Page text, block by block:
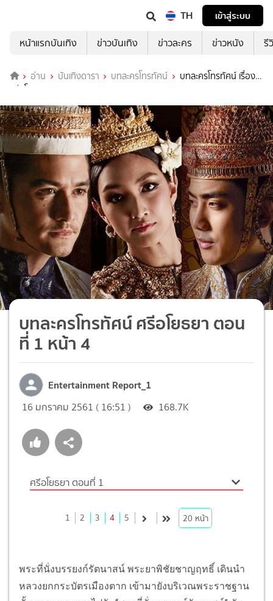
TH
เข้าสู่ระบบ
หน้าแรกบันเทิง
ข่าวบันเทิง ข่าวละคร ข่าวหนัง รี
อ่าน บันเทิงดารา บทละครโทรทัศน์
บทละครโทรทัศน์ เรื่อง
ศรีอโยธยา
บทละครโทรทัศน์ ศรีอโยธยา ตอน
ที่ 1 หน้า 4
Entertainment Report_1
16 มกราคม 2561 ( 16:51 ) 168.7K
ศรีอโยธยา ตอนที่ 1
1 2 3 4 5 20 หน้า
พระที่นั่งบรรยงก์รัตนาสน์ พระยาพิชัยชาญฤทธิ์ เดินนำ
หลวงยกกระบัตรเมืองตาก เข้ามายังบริเวณพระราชฐาน